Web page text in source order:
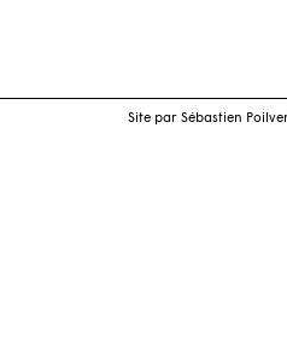
Site par Sébastien